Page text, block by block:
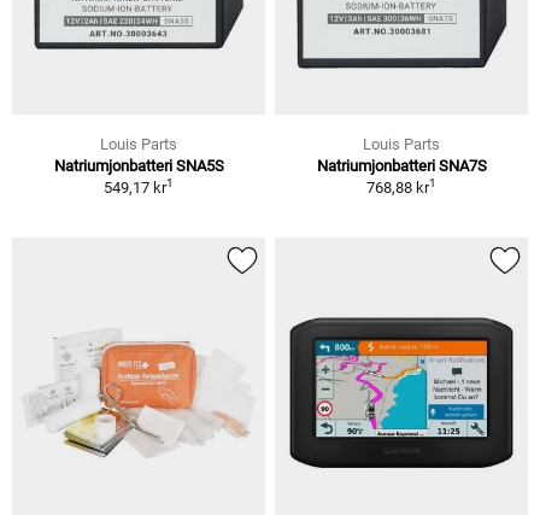
Louis Parts
Natriumjonbatteri SNA5S
549,17 kr1
Louis Parts
Natriumjonbatteri SNA7S
768,88 kr1